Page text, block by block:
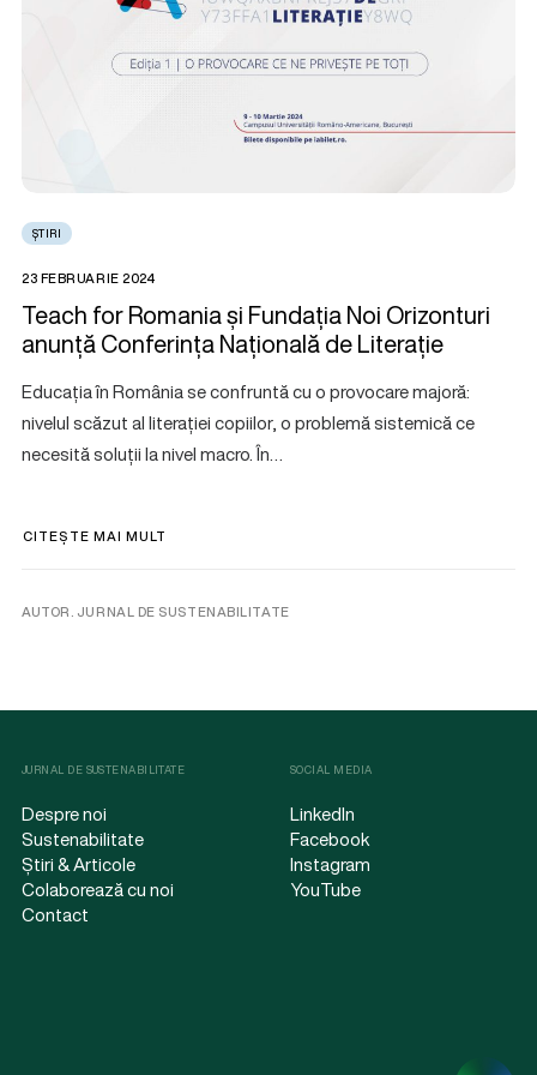
ȘTIRI
23 FEBRUARIE 2024
Teach for Romania și Fundația Noi Orizonturi
anunță Conferința Națională de Literație
Educația în România se confruntă cu o provocare majoră:
nivelul scăzut al literației copiilor, o problemă sistemică ce
necesită soluții la nivel macro. În…
CITEȘTE MAI MULT
AUTOR. JURNAL DE SUSTENABILITATE
JURNAL DE SUSTENABILITATE
Despre noi
Sustenabilitate
Știri & Articole
Colaborează cu noi
Contact
SOCIAL MEDIA
LinkedIn
Facebook
Instagram
YouTube